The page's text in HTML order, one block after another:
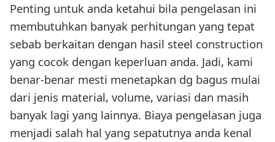
Penting untuk anda ketahui bila pengelasan ini
membutuhkan banyak perhitungan yang tepat
sebab berkaitan dengan hasil steel construction
yang cocok dengan keperluan anda. Jadi, kami
benar-benar mesti menetapkan dg bagus mulai
dari jenis material, volume, variasi dan masih
banyak lagi yang lainnya. Biaya pengelasan juga
menjadi salah hal yang sepatutnya anda kenal